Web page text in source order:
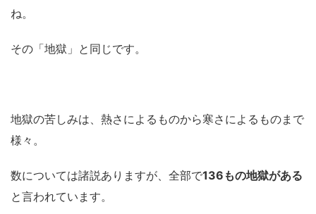
ね。
その「地獄」と同じです。
地獄の苦しみは、熱さによるものから寒さによるものまで
様々。
数については諸説ありますが、全部で136もの地獄がある
と言われています。